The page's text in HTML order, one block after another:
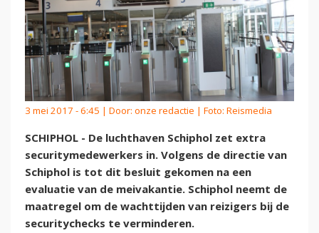
3 mei 2017 - 6:45 | Door: onze redactie | Foto: Reismedia
SCHIPHOL - De luchthaven Schiphol zet extra
securitymedewerkers in. Volgens de directie van
Schiphol is tot dit besluit gekomen na een
evaluatie van de meivakantie. Schiphol neemt de
maatregel om de wachttijden van reizigers bij de
securitychecks te verminderen.